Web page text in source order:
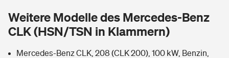
Wer versichert was: Jetzt Versicherer finden
Sie haben Fragen?
Musikinstrumentenversicherung
Zur Übersicht
Weitere Modelle des Mercedes-Benz
CLK (HSN/TSN in Klammern)
Mercedes-Benz CLK, 208 (CLK 200), 100 kW, Benzin,